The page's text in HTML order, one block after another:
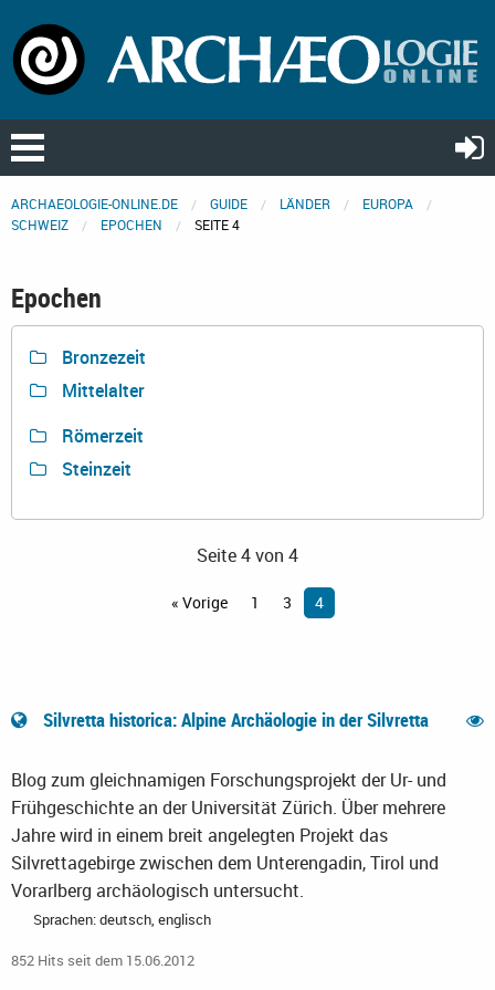
ARCHAEOLOGIE-ONLINE.DE GUIDE LÄNDER
EUROPA
SCHWEIZ
EPOCHEN SEITE 4
Epochen
Bronzezeit
Mittelalter
Römerzeit
Steinzeit
Seite 4 von 4
« Vorige 1 3 4
Silvretta historica: Alpine Archäologie in der Silvretta
Blog zum gleichnamigen Forschungsprojekt der Ur- und
Frühgeschichte an der Universität Zürich. Über mehrere
Jahre wird in einem breit angelegten Projekt das
Silvrettagebirge zwischen dem Unterengadin, Tirol und
Vorarlberg archäologisch untersucht.
Sprachen: deutsch, englisch
852 Hits seit dem 15.06.2012